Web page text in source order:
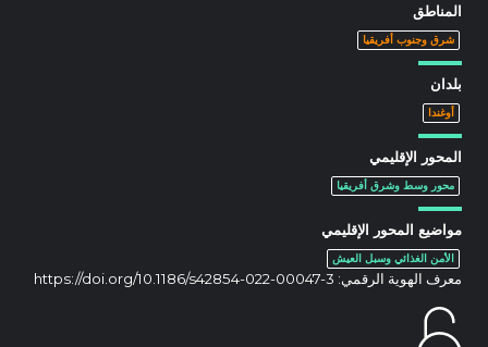
المناطق
شرق وجنوب أفريقيا
بلدان
أوغندا
المحور الإقليمي
محور وسط وشرق أفريقيا
مواضيع المحور الإقليمي
الأمن الغذائي وسبل العيش
معرف الهوية الرقمي: https://doi.org/10.1186/s42854-022-00047-3